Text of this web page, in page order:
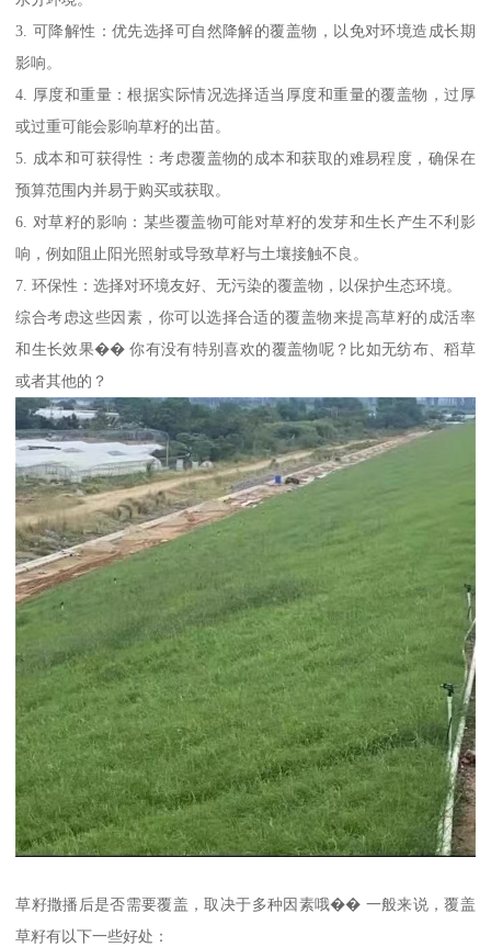
3. 可降解性：优先选择可自然降解的覆盖物，以免对环境造成长期
影响。
4. 厚度和重量：根据实际情况选择适当厚度和重量的覆盖物，过厚
或过重可能会影响草籽的出苗。
5. 成本和可获得性：考虑覆盖物的成本和获取的难易程度，确保在
预算范围内并易于购买或获取。
6. 对草籽的影响：某些覆盖物可能对草籽的发芽和生长产生不利影
响，例如阻止阳光照射或导致草籽与土壤接触不良。
7. 环保性：选择对环境友好、无污染的覆盖物，以保护生态环境。
综合考虑这些因素，你可以选择合适的覆盖物来提高草籽的成活率
和生长效果�� 你有没有特别喜欢的覆盖物呢？比如无纺布、稻草
或者其他的？
草籽撒播后是否需要覆盖，取决于多种因素哦�� 一般来说，覆盖
草籽有以下一些好处：